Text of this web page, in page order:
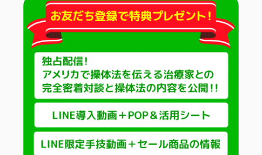
頭・首の手技
肩・背中の手技